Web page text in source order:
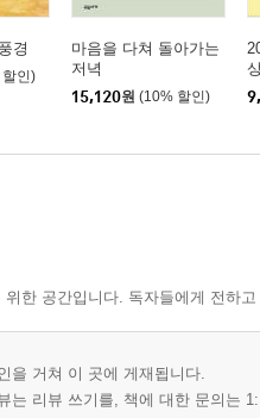
경
인)
마음을 다쳐 돌아가는
저녁
15,120원 (10% 할인)
위한 공간입니다. 독자들에게 전하
을 거쳐 이 곳에 게재됩니다.
는 리뷰 쓰기를, 책에 대한 문의는